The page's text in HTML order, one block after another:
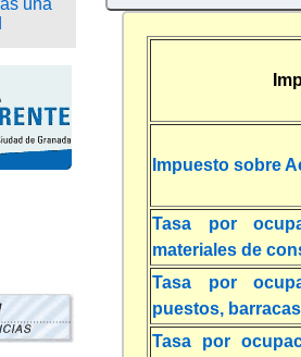
Impuesto sobre
Tasa por
materiales de
Tasa por
puestos,
Tasa por